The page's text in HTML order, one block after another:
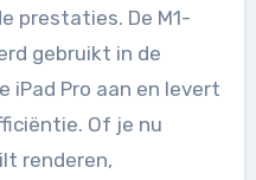
prestaties. De M1-
gebruikt in de
iPad Pro aan en levert
Of je nu
renderen,